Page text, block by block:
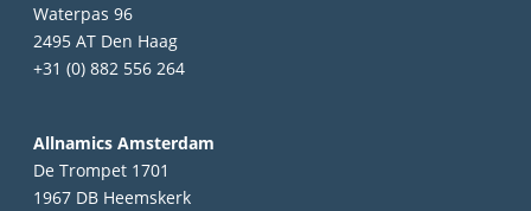
Waterpas 96
2495 AT Den Haag
+31 (0) 882 556 264
Allnamics Amsterdam
De Trompet 1701
1967 DB Heemskerk